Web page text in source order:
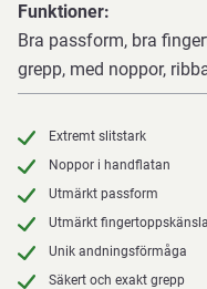
Funktioner
Bra passform, bra
grepp, med noppor,
Extremt slitstark
Noppor i handflatan
Utmärkt passform
Utmärkt fingertoppskänsla
Unik andningsförmåga
Säkert och exakt grepp